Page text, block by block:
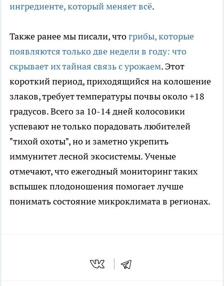
ингредиенте, который меняет всё.
Также ранее мы писали, чтогрибы, которые
появляются только две недели в году: что
скрывает их тайная связь с урожаем. Этот
короткий период, приходящийся на колошение
злаков, требует температуры почвы около +18
градусов. Всего за 10-14 дней колосовики
успевают не только порадовать любителей
"тихой охоты", но и заметно укрепить
иммунитет лесной экосистемы. Ученые
отмечают, что ежегодный мониторинг таких
вспышек плодоношения помогает лучше
понимать состояние микроклимата в регионах.